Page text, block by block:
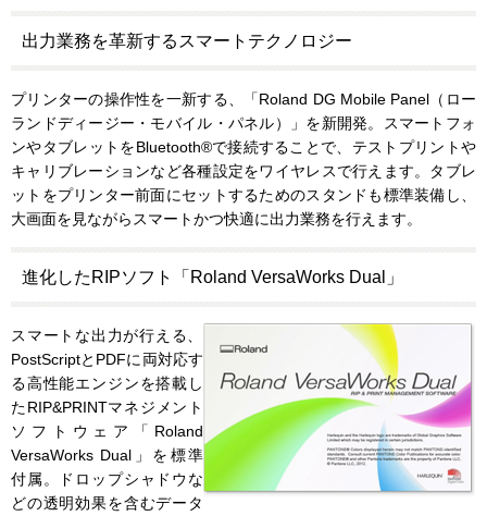
出力業務を革新するスマートテクノロジー
プリンターの操作性を一新する、「Roland DG Mobile Panel（ロー
ランドディージー・モバイル・パネル）」を新開発。スマートフォ
ンやタブレットをBluetooth®で接続することで、テストプリントや
キャリブレーションなど各種設定をワイヤレスで行えます。タブレ
ットをプリンター前面にセットするためのスタンドも標準装備し、
大画面を見ながらスマートかつ快適に出力業務を行えます。
進化したRIPソフト「Roland VersaWorks Dual」
スマートな出力が行える、
PostScriptとPDFに両対応す
る高性能エンジンを搭載し
たRIP&PRINTマネジメント
ソフトウェア「Roland
VersaWorks Dual」を標準
付属。ドロップシャドウな
どの透明効果を含むデータ